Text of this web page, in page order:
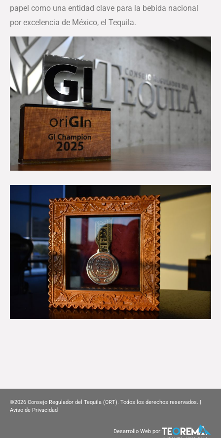
papel como una entidad clave para la bebida nacional
por excelencia de México, el Tequila.
©2026 Consejo Regulador del Tequila (CRT). Todos los derechos reservados. |
Aviso de Privacidad
Desarrollo Web por: